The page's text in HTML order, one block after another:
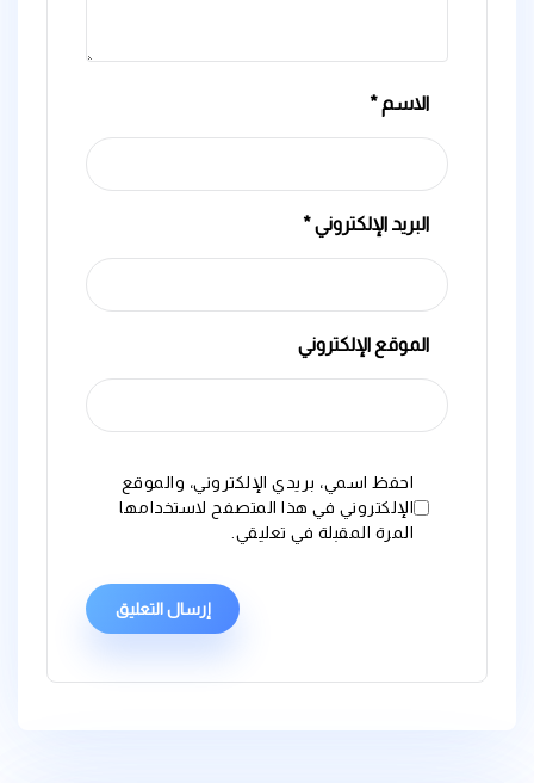
الاسم *
البريد الإلكتروني*
الموقع الإلكتروني
احفظ اسمي، بريدي الإلكتروني، والموقع
الإلكتروني في هذا المتصفح لاستخدامها
المرة المقبلة في تعليقي.